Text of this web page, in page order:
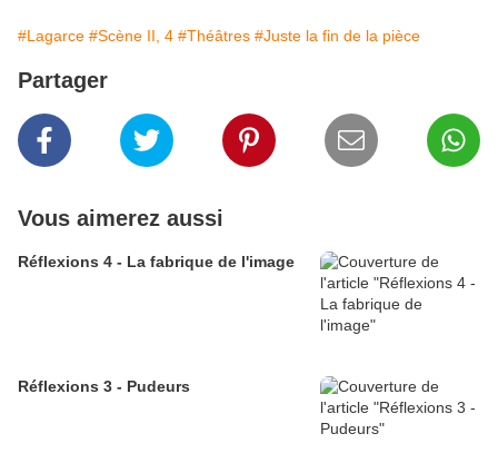
#Lagarce #Scène II, 4 #Théâtres #Juste la fin de la pièce
Partager
Vous aimerez aussi
Réflexions 4 - La fabrique de l'image
Réflexions 3 - Pudeurs